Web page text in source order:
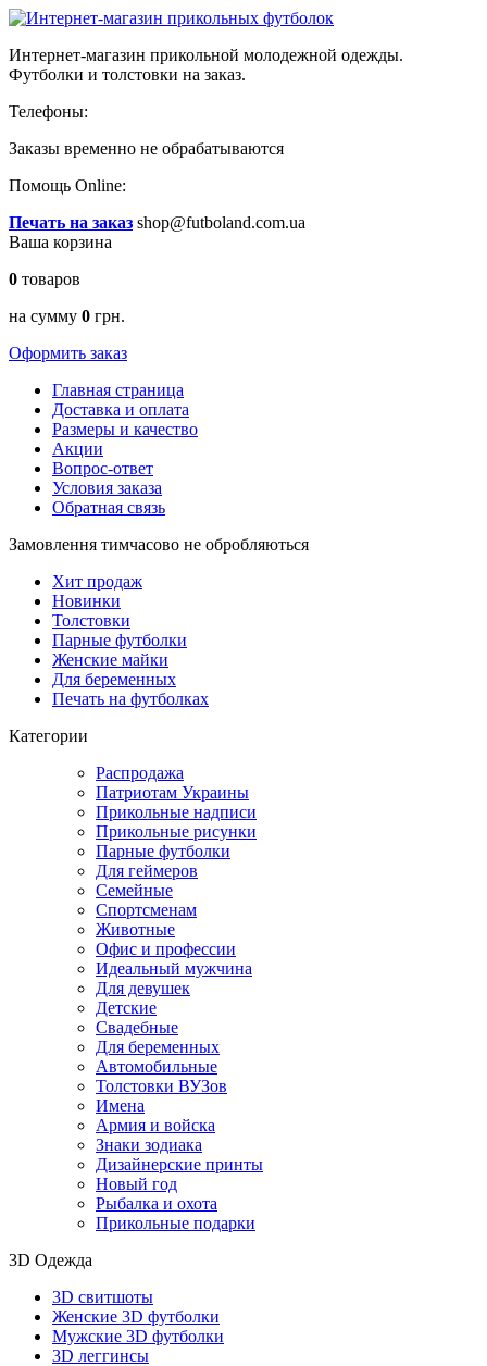
Интернет-магазин прикольной молодежной одежды.
Футболки и толстовки на заказ.
Телефоны:
Заказы временно не обрабатываются
Помощь Online:
Печать на заказ shop@futboland.com.ua
Ваша корзина
0 товаров
на сумму 0 грн.
Оформить заказ
Главная страница
Доставка и оплата
Размеры и качество
Акции
Вопрос-ответ
Условия заказа
Обратная связь
Замовлення тимчасово не обробляються
Хит продаж
Новинки
Толстовки
Парные футболки
Женские майки
Для беременных
Печать на футболках
Категории
Распродажа
Патриотам Украины
Прикольные надписи
Прикольные рисунки
Парные футболки
Для геймеров
Семейные
Спортсменам
Животные
Офис и профессии
Идеальный мужчина
Для девушек
Детские
Свадебные
Для беременных
Автомобильные
Толстовки ВУЗов
Имена
Армия и войска
Знаки зодиака
Дизайнерские принты
Новый год
Рыбалка и охота
Прикольные подарки
3D Одежда
3D свитшоты
Женские 3D футболки
Мужские 3D футболки
3D леггинсы